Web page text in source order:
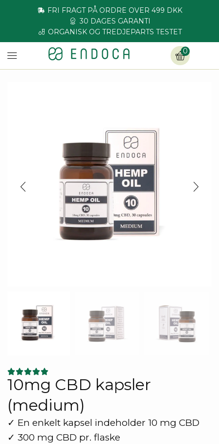
FRI FRAGT PÅ ORDRE OVER 499 DKK
30 DAGES GARANTI
ORGANISK OG TREDJEPARTS TESTET
0
10mg CBD kapsler
(medium)
✓ En enkelt kapsel indeholder 10 mg CBD
✓ 300 mg CBD pr. flaske